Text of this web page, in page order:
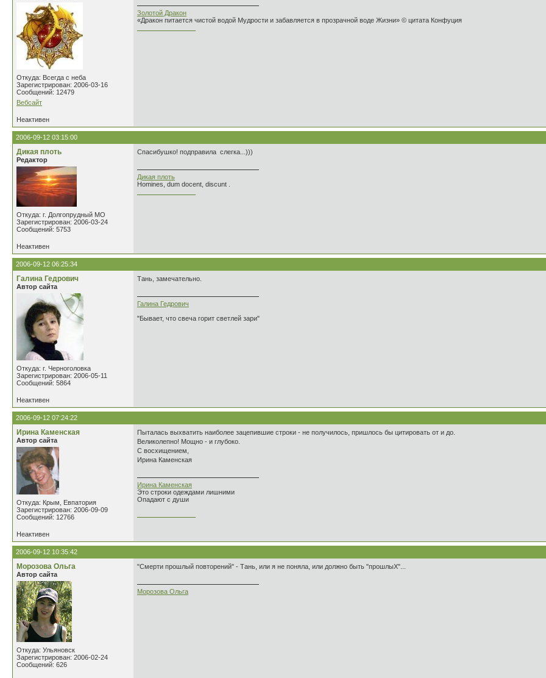
Откуда: Всегда с неба
Зарегистрирован: 2006-03-16
Сообщений: 12479
Вебсайт
Золотой Дракон
«Дракон питается чистой водой Мудрости и забавляется в прозрачной воде Жизни» © цитата Конфуция
Неактивен
2006-09-12 03:15:00
Дикая плоть
Редактор
Откуда: г. Долгопрудный МО
Зарегистрирован: 2006-03-24
Сообщений: 5753
Спасибушко! подправила слегка...)))
Дикая плоть
Homines, dum docent, discunt .
Неактивен
2006-09-12 06:25:34
Галина Гедрович
Автор сайта
Откуда: г. Черноголовка
Зарегистрирован: 2006-05-11
Сообщений: 5864
Тань, замечательно.
Галина Гедрович
"Бывает, что свеча горит светлей зари"
Неактивен
2006-09-12 07:24:22
Ирина Каменская
Автор сайта
Откуда: Крым, Евпатория
Зарегистрирован: 2006-09-09
Сообщений: 12766
Пыталась выхватить наиболее зацепившие строки - не получилось, пришлось бы цитировать от и до.
Великолепно! Мощно - и глубоко.
С восхищением,
Ирина Каменская
Ирина Каменская
Это строки одеждами лишними
Опадают с души
Неактивен
2006-09-12 10:35:42
Морозова Ольга
Автор сайта
Откуда: Ульяновск
Зарегистрирован: 2006-02-24
Сообщений: 626
"Смерти прошлый повторений" - Тань, или я не поняла, или должно быть "прошлыХ"...
Морозова Ольга